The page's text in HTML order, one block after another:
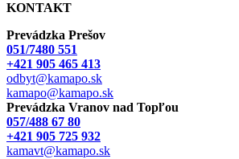
KONTAKT
Prevádzka Prešov
051/7480 551
+421 905 465 413
odbyt@kamapo.sk
kamapo@kamapo.sk
Prevádzka Vranov nad Topľou
057/488 67 80
+421 905 725 932
kamavt@kamapo.sk